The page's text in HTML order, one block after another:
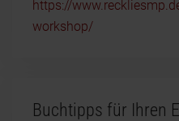
https://
workshop/
Buchtipps für Ihren